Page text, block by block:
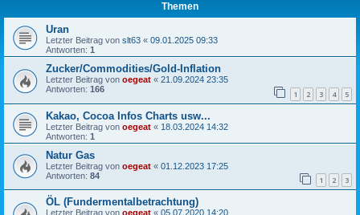
Themen
Uran
Letzter Beitrag von slt63 « 09.01.2025 09:33
Antworten: 1
Zucker/Commodities/Gold-Inflation
Letzter Beitrag von oegeat « 21.09.2024 23:35
Antworten: 166 1 2 3 4 5
Kakao, Cocoa Infos Charts usw...
Letzter Beitrag von oegeat « 18.03.2024 14:32
Antworten: 1
Natur Gas
Letzter Beitrag von oegeat « 01.12.2023 17:25
Antworten: 84 1 2 3
ÖL (Fundermentalbetrachtung)
Letzter Beitrag von oegeat « 05.07.2020 14:20